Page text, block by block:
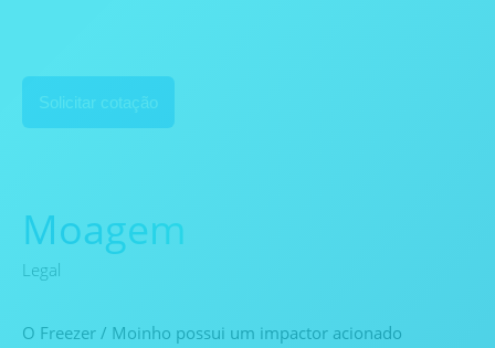
Solicitar cotação
Moagem
Legal
O Freezer / Moinho possui um impactor acionado